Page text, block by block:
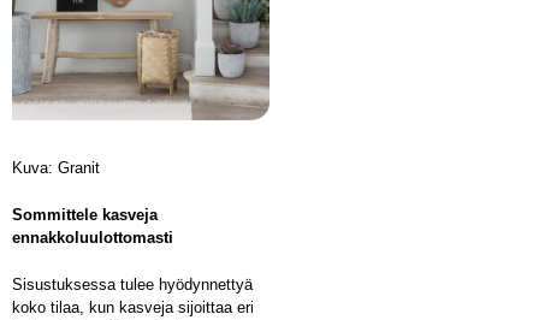
Kuva: Granit
Sommittele kasveja
ennakkoluulottomasti
Sisustuksessa tulee hyödynnettyä
koko tilaa, kun kasveja sijoittaa eri